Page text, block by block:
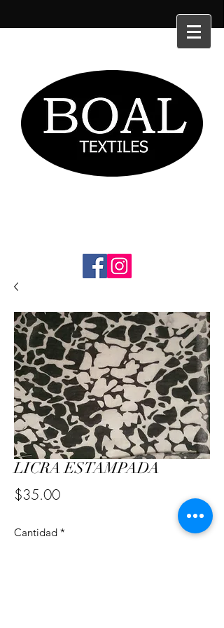
LICRA ESTAMPADA
$35.00Precio
Cantidad *